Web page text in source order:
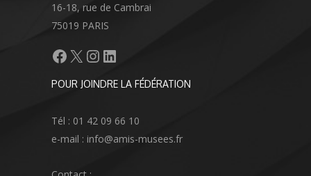
16-18, rue de Cambrai
75019 PARIS
Facebook
X Instagram
LinkedIn
POUR JOINDRE LA FÉDÉRATION
Tél : 01 42 09 66 10
e-mail : info@amis-musees.fr